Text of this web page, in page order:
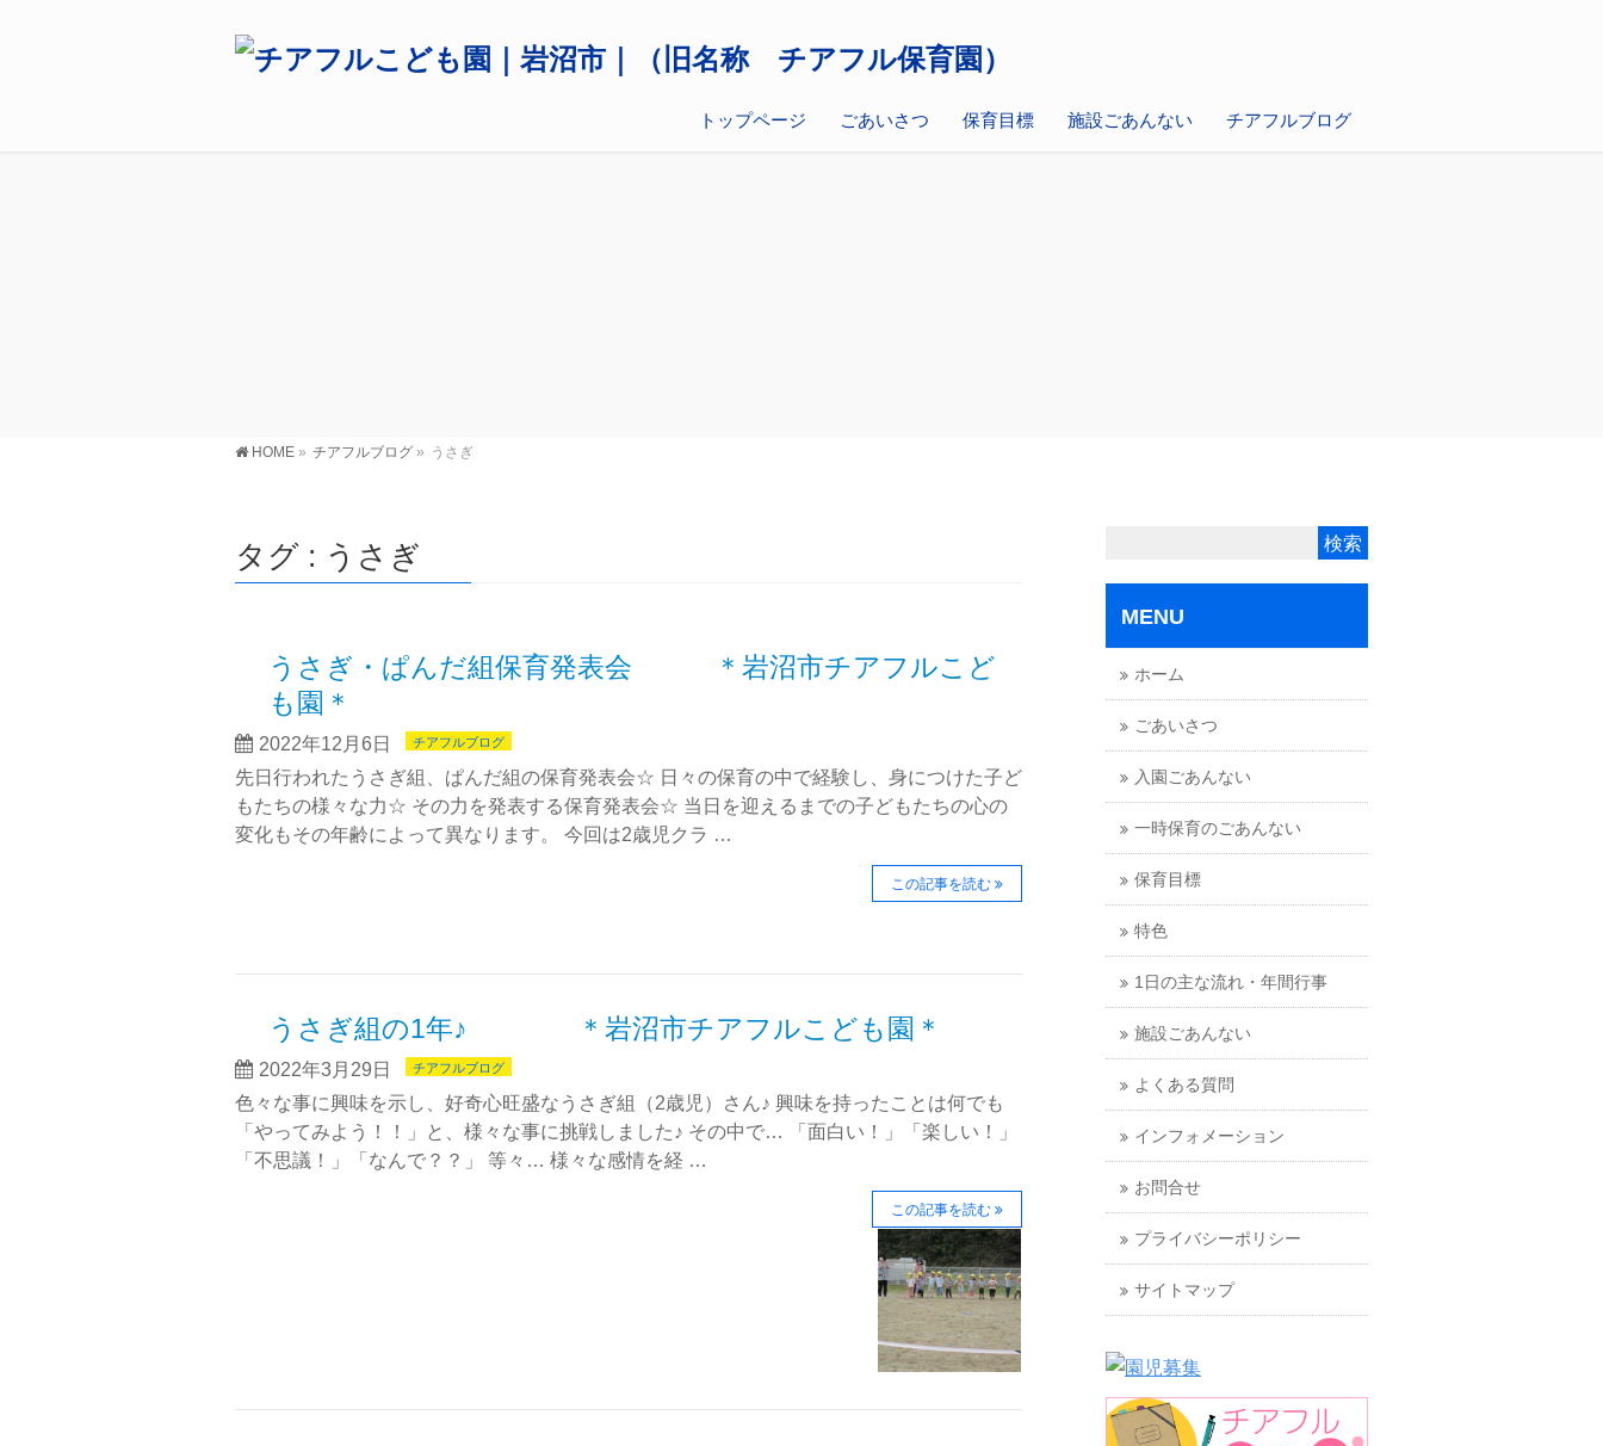
トップページ ごあいさつ 保育目標 施設ごあんない チアフルブログ
HOME » チアフルブログ » うさぎ
タグ : うさぎ
うさぎ・ぱんだ組保育発表会 ＊岩沼市チアフルこど
も園＊
2022年12月6日 チアフルブログ
先日行われたうさぎ組、ぱんだ組の保育発表会☆ 日々の保育の中で経験し、身につけた子ど
もたちの様々な力☆ その力を発表する保育発表会☆ 当日を迎えるまでの子どもたちの心の
変化もその年齢によって異なります。 今回は2歳児クラ …
この記事を読む
うさぎ組の1年♪ ＊岩沼市チアフルこども園＊
2022年3月29日 チアフルブログ
色々な事に興味を示し、好奇心旺盛なうさぎ組（2歳児）さん♪ 興味を持ったことは何でも
「やってみよう！！」と、様々な事に挑戦しました♪ その中で… 「面白い！」「楽しい！」
「不思議！」「なんで？？」 等々… 様々な感情を経 …
この記事を読む
MENU
ホーム
ごあいさつ
入園ごあんない
一時保育のごあんない
保育目標
特色
1日の主な流れ・年間行事
施設ごあんない
よくある質問
インフォメーション
お問合せ
プライバシーポリシー
サイトマップ